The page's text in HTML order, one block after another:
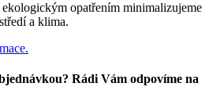
opatřením minimalizujeme
a klima.
Rádi Vám odpovíme na